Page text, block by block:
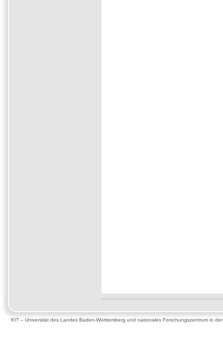
KIT – Universität des Landes Baden-Württemberg und nationales Forschungszentrum in